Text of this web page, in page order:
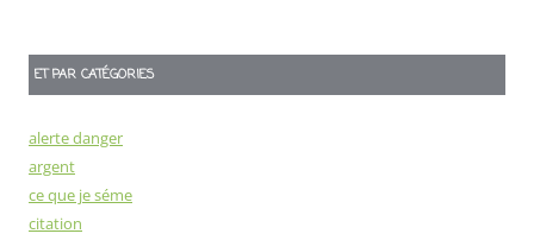
ET PAR CATÉGORIES
alerte danger
argent
ce que je séme
citation